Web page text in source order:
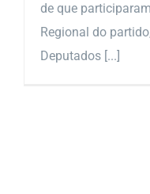
de que
Regional do
Deputados [...]